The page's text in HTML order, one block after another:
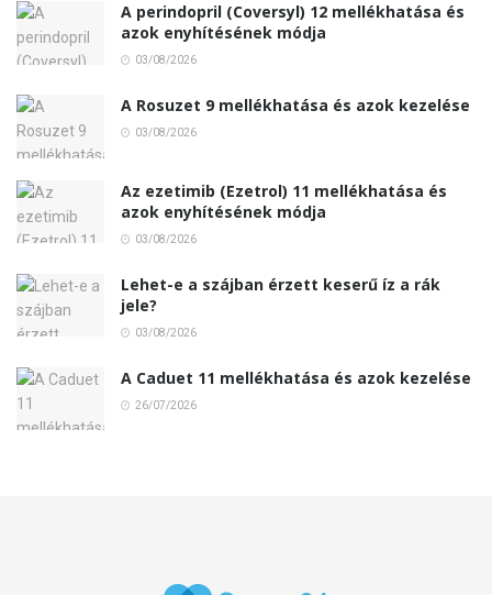
A perindopril (Coversyl) 12 mellékhatása és
azok enyhítésének módja
03/08/2026
A Rosuzet 9 mellékhatása és azok kezelése
03/08/2026
Az ezetimib (Ezetrol) 11 mellékhatása és
azok enyhítésének módja
03/08/2026
Lehet-e a szájban érzett keserű íz a rák
jele?
03/08/2026
A Caduet 11 mellékhatása és azok kezelése
26/07/2026